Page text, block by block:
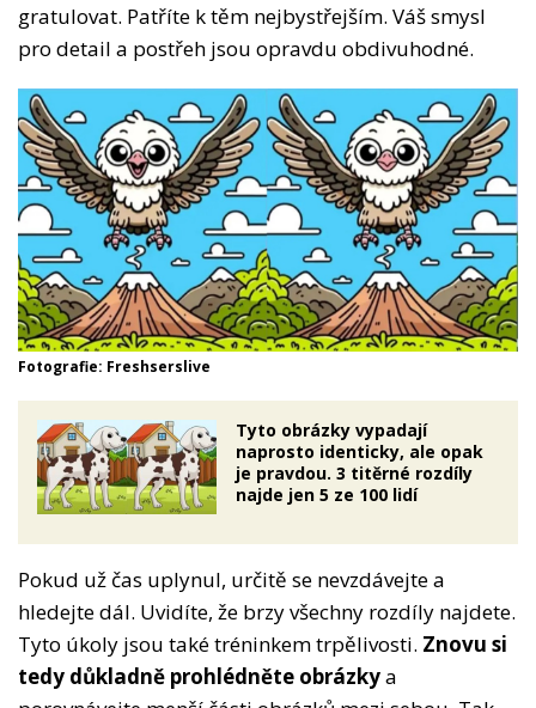
gratulovat. Patříte k těm nejbystřejším. Váš smysl
pro detail a postřeh jsou opravdu obdivuhodné.
Fotografie: Freshserslive
Tyto obrázky vypadají
naprosto identicky, ale opak
je pravdou. 3 titěrné rozdíly
najde jen 5 ze 100 lidí
Pokud už čas uplynul, určitě se nevzdávejte a
hledejte dál. Uvidíte, že brzy všechny rozdíly najdete.
Tyto úkoly jsou také tréninkem trpělivosti. Znovu si
tedy důkladně prohlédněte obrázkya